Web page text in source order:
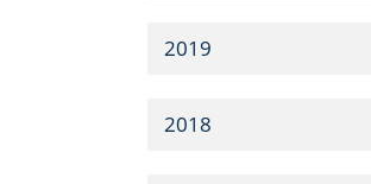
2019
2018